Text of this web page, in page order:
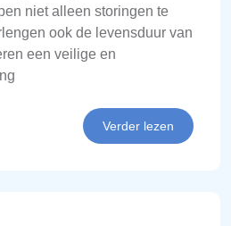
niet alleen storingen te
ook de levensduur van
een veilige en
Verder lezen